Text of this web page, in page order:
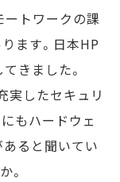
トワークの課
ます。日本HP
きました。
実したセキュリ
もハードウェ
ると聞いてい
。